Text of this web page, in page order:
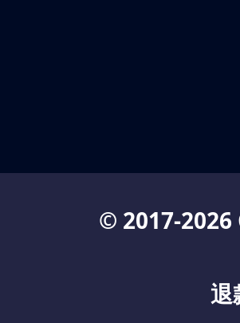
© 2017-
退